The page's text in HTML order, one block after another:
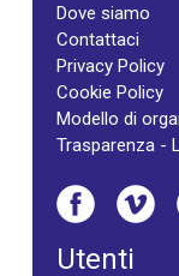
Dove siamo
Contattaci
Privacy Policy
Cookie Policy
Modello di
Trasparenza -
Utenti